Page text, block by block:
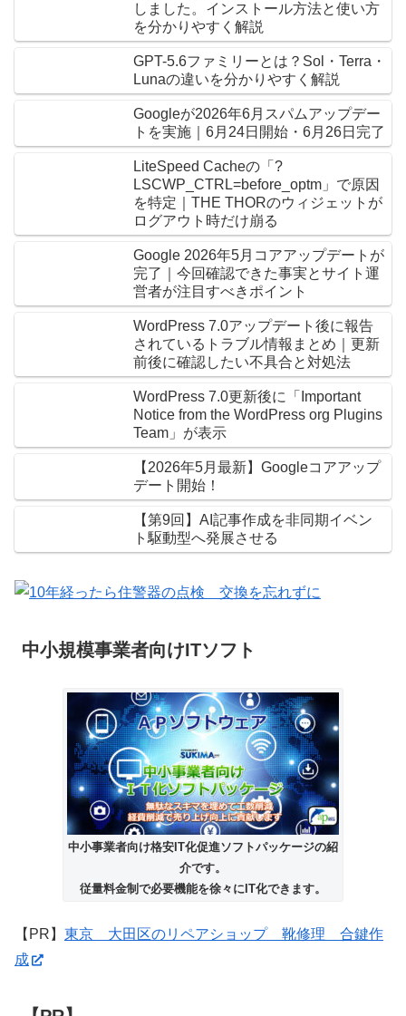
しました。インストール方法と使い方
を分かりやすく解説
GPT-5.6ファミリーとは？Sol・Terra・
Lunaの違いを分かりやすく解説
Googleが2026年6月スパムアップデー
トを実施｜6月24日開始・6月26日完了
LiteSpeed Cacheの「?
LSCWP_CTRL=before_optm」で原因
を特定｜THE THORのウィジェットが
ログアウト時だけ崩る
Google 2026年5月コアアップデートが
完了｜今回確認できた事実とサイト運
営者が注目すべきポイント
WordPress 7.0アップデート後に報告
されているトラブル情報まとめ｜更新
前後に確認したい不具合と対処法
WordPress 7.0更新後に「Important
Notice from the WordPress org Plugins
Team」が表示
【2026年5月最新】Googleコアアップ
デート開始！
【第9回】AI記事作成を非同期イベン
ト駆動型へ発展させる
中小規模事業者向けITソフト
中小事業者向け格安IT化促進ソフトパッケージの紹
介です。
従量料金制で必要機能を徐々にIT化できます。
【PR】 東京 大田区のリペアショップ 靴修理 合鍵作
成